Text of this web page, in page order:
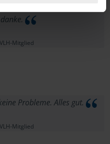
Mitglied
Probleme. Alles gut.
Mitglied